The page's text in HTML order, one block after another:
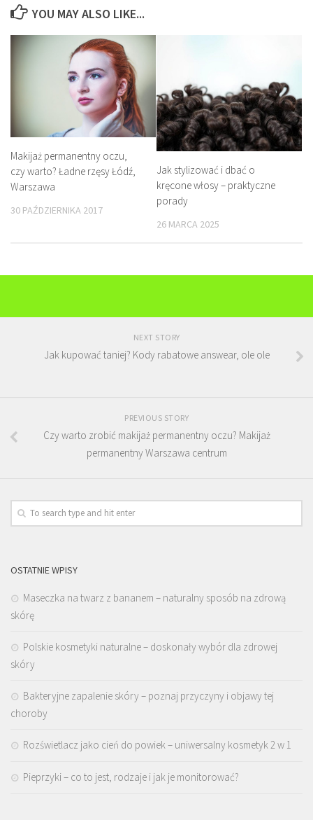
YOU MAY ALSO LIKE...
Makijaż permanentny oczu,
czy warto? Ładne rzęsy Łódź,
Warszawa
30 PAŹDZIERNIKA 2017
Jak stylizować i dbać o
kręcone włosy – praktyczne
porady
26 MARCA 2025
NEXT STORY
Jak kupować taniej? Kody rabatowe answear, ole ole
PREVIOUS STORY
Czy warto zrobić makijaż permanentny oczu? Makijaż
permanentny Warszawa centrum
OSTATNIE WPISY
Maseczka na twarz z bananem – naturalny sposób na zdrową
skórę
Polskie kosmetyki naturalne – doskonały wybór dla zdrowej
skóry
Bakteryjne zapalenie skóry – poznaj przyczyny i objawy tej
choroby
Rozświetlacz jako cień do powiek – uniwersalny kosmetyk 2 w 1
Pieprzyki – co to jest, rodzaje i jak je monitorować?